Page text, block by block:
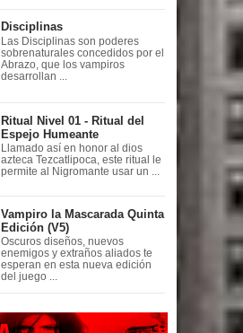
Disciplinas
Las Disciplinas son poderes
sobrenaturales concedidos por el
Abrazo, que los vampiros
desarrollan ...
Ritual Nivel 01 - Ritual del
Espejo Humeante
Llamado así en honor al dios
azteca Tezcatlipoca, este ritual le
permite al Nigromante usar un ...
Vampiro la Mascarada Quinta
Edición (V5)
Oscuros diseños, nuevos
enemigos y extraños aliados te
esperan en esta nueva edición
del juego ...